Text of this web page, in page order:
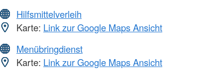
Hilfsmittelverleih
Karte: Link zur Google Maps Ansicht
Menübringdienst
Karte: Link zur Google Maps Ansicht